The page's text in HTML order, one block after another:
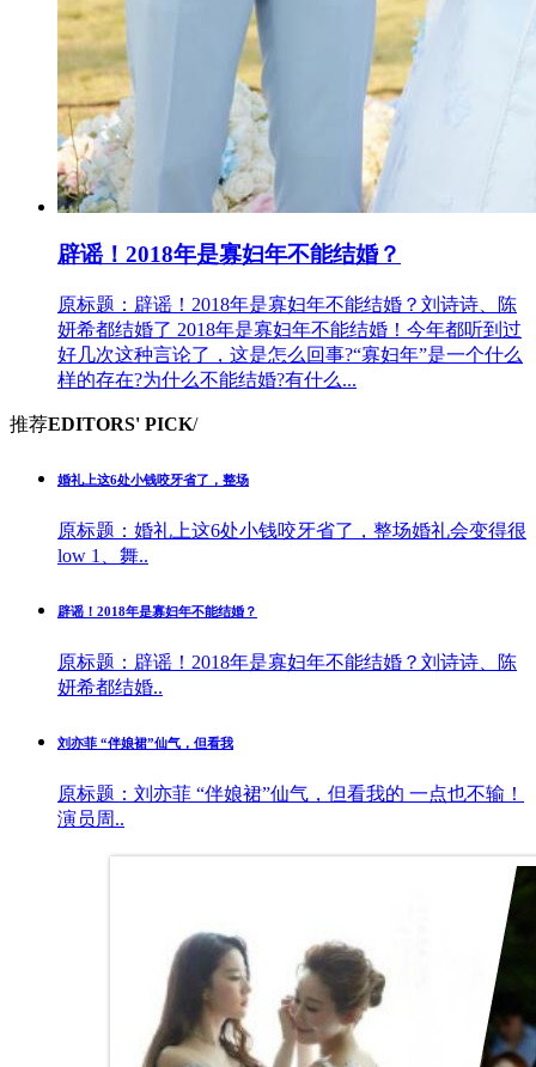
辟谣！2018年是寡妇年不能结婚？
原标题：辟谣！2018年是寡妇年不能结婚？刘诗诗、陈
妍希都结婚了 2018年是寡妇年不能结婚！今年都听到过
好几次这种言论了，这是怎么回事?“寡妇年”是一个什么
样的存在?为什么不能结婚?有什么...
推荐EDITORS' PICK/
婚礼上这6处小钱咬牙省了，整场
原标题：婚礼上这6处小钱咬牙省了，整场婚礼会变得很
low 1、舞..
辟谣！2018年是寡妇年不能结婚？
原标题：辟谣！2018年是寡妇年不能结婚？刘诗诗、陈
妍希都结婚..
刘亦菲 “伴娘裙”仙气，但看我
原标题：刘亦菲 “伴娘裙”仙气，但看我的 一点也不输！
演员周..